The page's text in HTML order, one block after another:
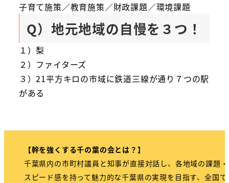
子育て施策／教育施策／財政課題／環境課題
Q）地元地域の自慢を３つ！
１）梨
２）ファイターズ
３）21平方キロの市域に鉄道三線が通り７つの駅
がある
【幹を強くする千の葉の会とは？】
千葉県内の市町村議員と知事が直接対話し、各地域の課題
スピード感を持って魅力的な千葉県の実現を目指す、全国